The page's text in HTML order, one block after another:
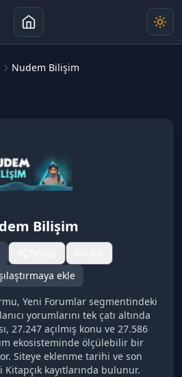
Nudem Bilişim
Bilişim
ekle
Yeni Forumlar segmentindeki
yorumlarını tek çatı altında
27.247 açılmış konu ve 27.586
ekosisteminde ölçülebilir bir
Siteye eklenme tarihi ve son
kayıtlarında bulunur.